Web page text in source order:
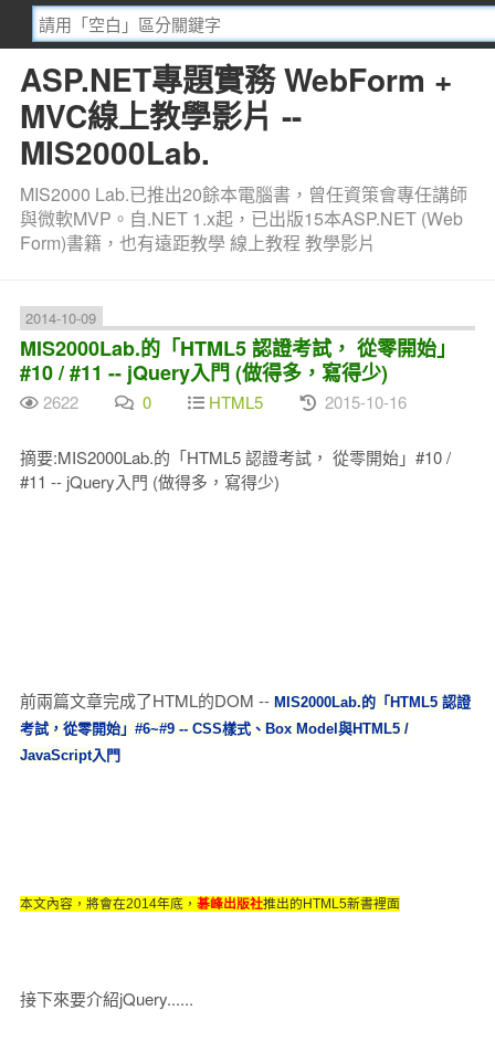
ASP.NET專題實務 WebForm +
MVC線上教學影片 --
MIS2000Lab.
MIS2000 Lab.已推出20餘本電腦書，曾任資策會專任講師
與微軟MVP。自.NET 1.x起，已出版15本ASP.NET (Web
Form)書籍，也有遠距教學 線上教程 教學影片
2014-10-09
MIS2000Lab.的「HTML5 認證考試， 從零開始」
#10 / #11 -- jQuery入門 (做得多，寫得少)
2622 0 HTML5 2015-10-16
摘要:MIS2000Lab.的「HTML5 認證考試， 從零開始」#10 /
#11 -- jQuery入門 (做得多，寫得少)
前兩篇文章完成了HTML的DOM -- MIS2000Lab.的「HTML5 認證
考試，從零開始」#6~#9 -- CSS樣式、Box Model與HTML5 /
JavaScript入門
本文內容，將會在2014年底， 碁峰出版社推出的HTML5新書裡面
接下來要介紹jQuery......